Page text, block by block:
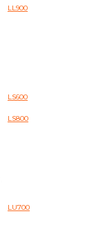
LL900
LS600
LS800
LU700